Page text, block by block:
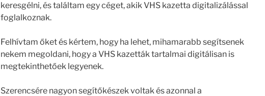
keresgélni, és találtam egy céget, akik VHS kazetta digitalizálással
foglalkoznak.
Felhívtam őket és kértem, hogy ha lehet, mihamarabb segítsenek
nekem megoldani, hogy a VHS kazetták tartalmai digitálisan is
megtekinthetőek legyenek.
Szerencsére nagyon segítőkészek voltak és azonnal a